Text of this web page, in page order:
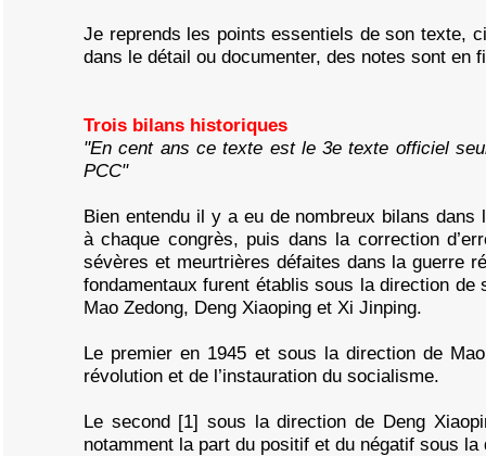
Je reprends les points essentiels de son texte,
dans le détail ou documenter, des notes sont en
Trois bilans historiques
"En cent ans ce texte est le 3e texte officiel
PCC"
Bien entendu il y a eu de nombreux bilans dans
à chaque congrès, puis dans la correction
sévères et meurtrières défaites dans la guerre
fondamentaux furent établis sous la direction
Mao Zedong, Deng Xiaoping et Xi Jinping.
Le premier en 1945 et sous la direction de
révolution et de l’instauration du socialisme.
Le second [1] sous la direction de Deng
notamment la part du positif et du négatif sous la